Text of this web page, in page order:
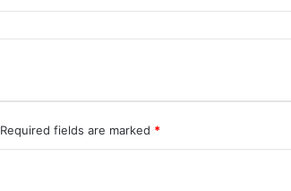
Required fields are marked *